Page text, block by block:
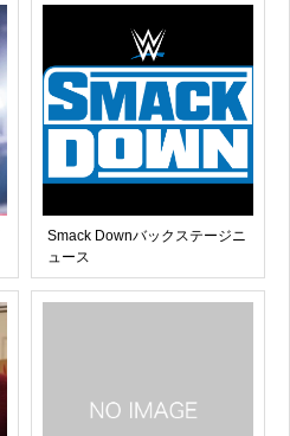
Smack Downバックステージニ
ュース